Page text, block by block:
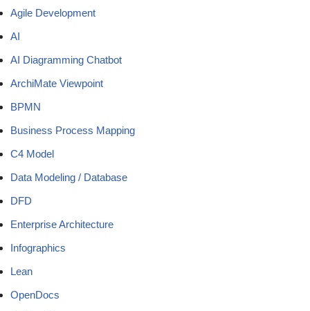
Agile Development
AI
AI Diagramming Chatbot
ArchiMate Viewpoint
BPMN
Business Process Mapping
C4 Model
Data Modeling / Database
DFD
Enterprise Architecture
Infographics
Lean
OpenDocs